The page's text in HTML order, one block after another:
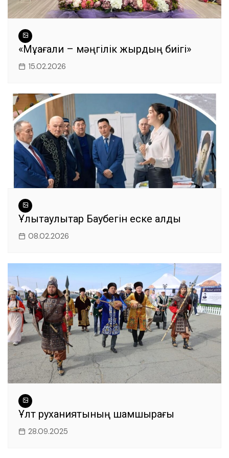
«Мұқағали – мәңгілік жырдың биігі»
15.02.2026
Ұлытаулықтар Баубегін еске алды
08.02.2026
Ұлт руханиятының шамшырағы
28.09.2025